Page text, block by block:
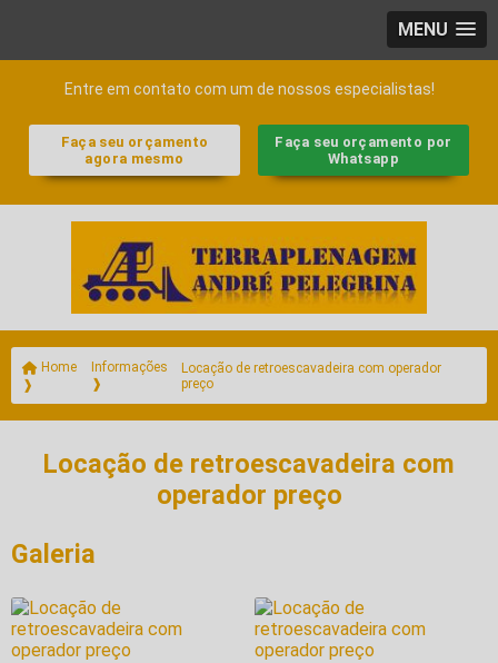
MENU
Entre em contato com um de nossos especialistas!
Faça seu orçamento
agora mesmo
Faça seu orçamento por
Whatsapp
Home
❱
Informações
❱
Locação de retroescavadeira com operador
preço
Locação de retroescavadeira com
operador preço
Galeria